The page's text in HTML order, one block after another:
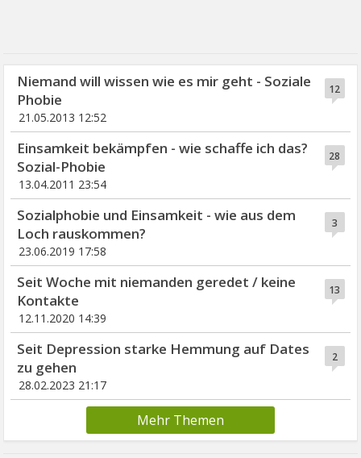
12
Niemand will wissen wie es mir geht - Soziale
Phobie
21.05.2013 12:52
28
Einsamkeit bekämpfen - wie schaffe ich das?
Sozial-Phobie
13.04.2011 23:54
3
Sozialphobie und Einsamkeit - wie aus dem
Loch rauskommen?
23.06.2019 17:58
13
Seit Woche mit niemanden geredet / keine
Kontakte
12.11.2020 14:39
2
Seit Depression starke Hemmung auf Dates
zu gehen
28.02.2023 21:17
Mehr Themen